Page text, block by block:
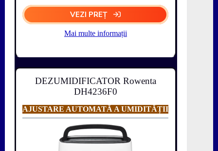
VEZI PREȚ
Mai multe informații
DEZUMIDIFICATOR Rowenta
DH4236F0
AJUSTARE AUTOMATĂ A UMIDITĂȚII